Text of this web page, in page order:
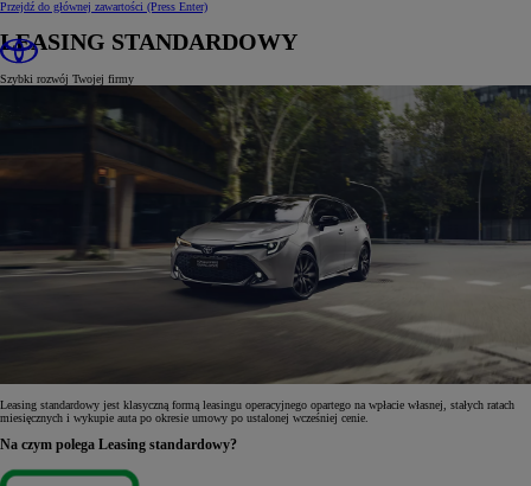
Przejdź do głównej zawartości (Press Enter)
LEASING STANDARDOWY
Szybki rozwój Twojej firmy
Leasing standardowy jest klasyczną formą leasingu operacyjnego opartego na wpłacie własnej, stałych ratach
miesięcznych i wykupie auta po okresie umowy po ustalonej wcześniej cenie.
Na czym polega Leasing standardowy?